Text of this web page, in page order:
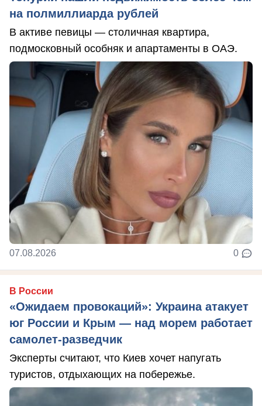
на полмиллиарда рублей
В активе певицы — столичная квартира,
подмосковный особняк и апартаменты в ОАЭ.
07.08.2026 0
В России
«Ожидаем провокаций»: Украина атакует
юг России и Крым — над морем работает
самолет-разведчик
Эксперты считают, что Киев хочет напугать
туристов, отдыхающих на побережье.